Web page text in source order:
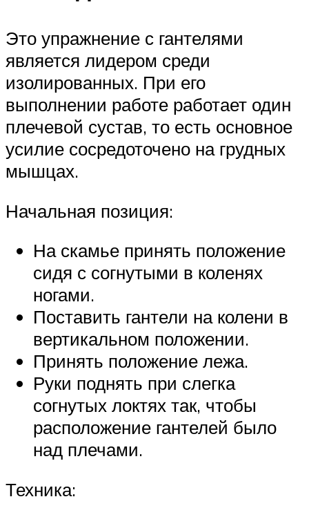
Это упражнение с гантелями
является лидером среди
изолированных. При его
выполнении работе работает один
плечевой сустав, то есть основное
усилие сосредоточено на грудных
мышцах.
Начальная позиция:
На скамье принять положение
сидя с согнутыми в коленях
ногами.
Поставить гантели на колени в
вертикальном положении.
Принять положение лежа.
Руки поднять при слегка
согнутых локтях так, чтобы
расположение гантелей было
над плечами.
Техника: